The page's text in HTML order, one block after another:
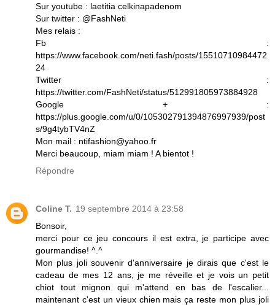
Sur youtube : laetitia celkinapadenom
Sur twitter : @FashNeti
Mes relais :
Fb :
https://www.facebook.com/neti.fash/posts/15510710984472
24
Twitter :
https://twitter.com/FashNeti/status/512991805973884928
Google + :
https://plus.google.com/u/0/105302791394876997939/post
s/9g4tybTV4nZ
Mon mail : ntifashion@yahoo.fr
Merci beaucoup, miam miam ! A bientot !
Répondre
Coline T. 19 septembre 2014 à 23:58
Bonsoir,
merci pour ce jeu concours il est extra, je participe avec
gourmandise! ^.^
Mon plus joli souvenir d'anniversaire je dirais que c'est le
cadeau de mes 12 ans, je me réveille et je vois un petit
chiot tout mignon qui m'attend en bas de l'escalier...
maintenant c'est un vieux chien mais ça reste mon plus joli